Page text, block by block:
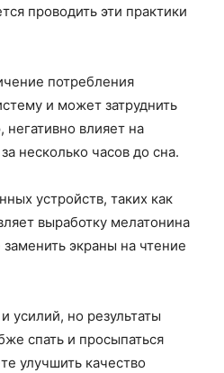
проводить эти практики
потребления
и может затруднить
влияет на
несколько часов до сна.
устройств, таких как
выработку мелатонина
экраны на чтение
усилий, но результаты
спать и просыпаться
улучшить качество